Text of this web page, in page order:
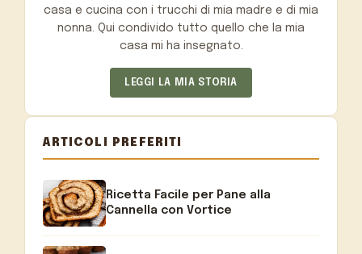
casa e cucina con i trucchi di mia madre e di mia
nonna. Qui condivido tutto quello che la mia
casa mi ha insegnato.
LEGGI LA MIA STORIA
ARTICOLI PREFERITI
Ricetta Facile per Pane alla
Cannella con Vortice